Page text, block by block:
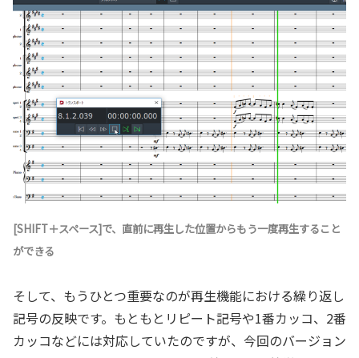
[SHIFT＋スペース]で、直前に再生した位置からもう一度再生すること
ができる
そして、もうひとつ重要なのが再生機能における繰り返し
記号の反映です。もともとリピート記号や1番カッコ、2番
カッコなどには対応していたのですが、今回のバージョン